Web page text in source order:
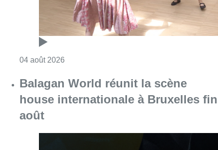
04 août 2026
Balagan World réunit la scène
house internationale à Bruxelles fin
août